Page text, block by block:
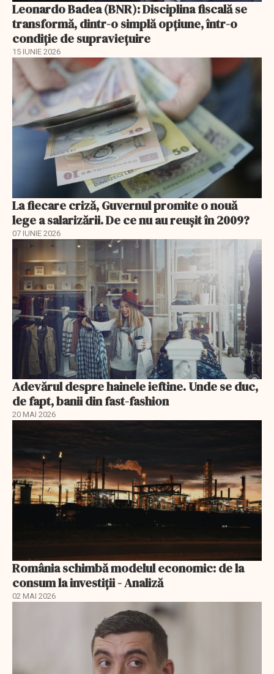
Leonardo Badea (BNR): Disciplina fiscală se
transformă, dintr-o simplă opțiune, într-o
condiție de supraviețuire
15 IUNIE 2026
La fiecare criză, Guvernul promite o nouă
lege a salarizării. De ce nu au reușit în 2009?
07 IUNIE 2026
Adevărul despre hainele ieftine. Unde se duc,
de fapt, banii din fast-fashion
20 MAI 2026
România schimbă modelul economic: de la
consum la investiții - Analiză
02 MAI 2026